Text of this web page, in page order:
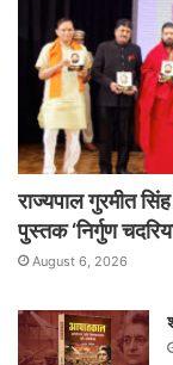
राज्यपाल गुरमीत
पुस्तक ‘निर्गुण
August 6, 2026